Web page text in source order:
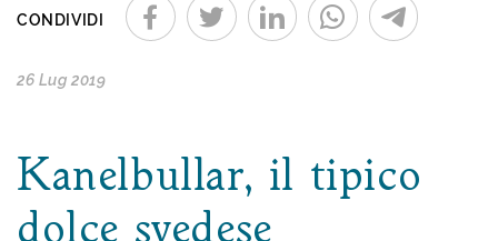
CONDIVIDI
26 Lug 2019
Kanelbullar, il tipico
dolce svedese